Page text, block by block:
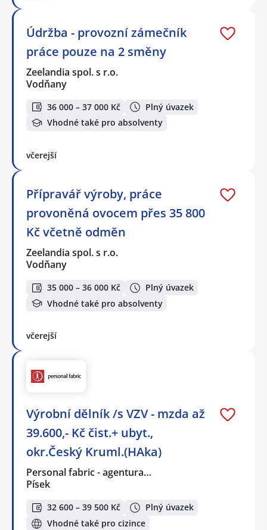
Údržba - provozní zámečník
práce pouze na 2 směny
Zeelandia spol. s r.o.
Vodňany
36 000 – 37 000 Kč
Plný úvazek
Vhodné také pro absolventy
včerejší
Přípravář výroby, práce
provoněná ovocem přes 35 800
Kč včetně odměn
Zeelandia spol. s r.o.
Vodňany
35 000 – 36 000 Kč
Plný úvazek
Vhodné také pro absolventy
včerejší
Výrobní dělník /s VZV - mzda až
39.600,- Kč čist.+ ubyt.,
okr.Český Kruml.(HAka)
Personal fabric - agentura…
Písek
32 600 – 39 500 Kč
Plný úvazek
Vhodné také pro cizince